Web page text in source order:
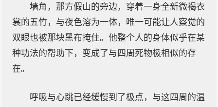
墙角，那方假山的旁边，穿着一身全新微褐衣
裳的五竹，与夜色溶为一体，唯一可能让人察觉的
双眼也被那块黑布掩住。他整个人的身体似乎在某
种功法的帮助下，变成了与四周死物极相似的存
在。
呼吸与心跳已经缓慢到了极点，与这四周的温